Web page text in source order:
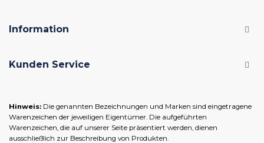
Information
Kunden Service
Hinweis: Die genannten Bezeichnungen und Marken sind eingetragene
Warenzeichen der jeweiligen Eigentümer. Die aufgeführten
Warenzeichen, die auf unserer Seite präsentiert werden, dienen
ausschließlich zur Beschreibung von Produkten.